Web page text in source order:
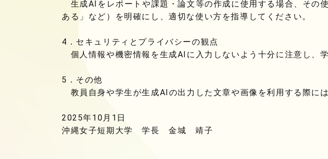
生成AIをレポートや課題・論文等の作成に使用する場合、その
ある」など）を明確にし、適切な使い方を指導してください。
4．セキュリティとプライバシーの観点
個人情報や機密情報を生成AIに入力しないよう十分に注意し、
5．その他
教員自身や学生が生成AIの出力した文章や画像を利用する際に
2025年10月1日
沖縄女子短期大学 学長 金城 靖子